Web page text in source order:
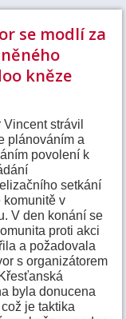
se modlí za
kněze
Vincent strávil
plánováním a
povolení k
setkání
komunitě v
V den konání se
proti akci
a požadovala
s organizátorem
byla donucena
je taktika